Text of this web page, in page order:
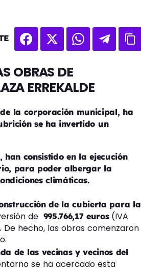
OBRAS DE
ERREKALDE
la corporación municipal, ha
se ha invertido un
consistido en la ejecución
para poder albergar la
climáticas.
de la cubierta para la
de 995.766,17 euros(IVA
. De hecho, las obras comenzaron
de las vecinas y vecinos del
se ha acercado esta